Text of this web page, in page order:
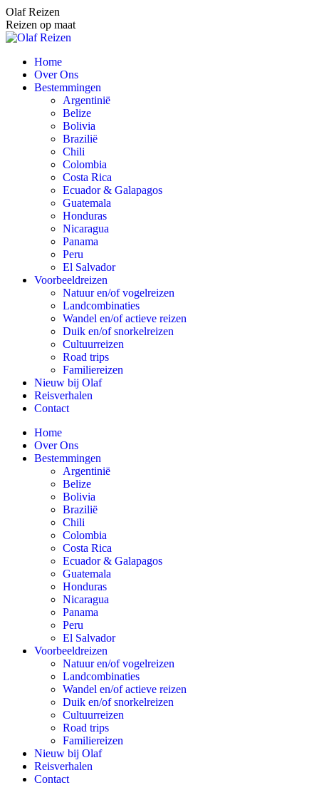
Spring
naar
content
Olaf Reizen
Reizen op maat
Home
Over Ons
Bestemmingen
Argentinië
Belize
Bolivia
Brazilië
Chili
Colombia
Costa Rica
Ecuador & Galapagos
Guatemala
Honduras
Nicaragua
Panama
Peru
El Salvador
Voorbeeldreizen
Natuur en/of vogelreizen
Landcombinaties
Wandel en/of actieve reizen
Duik en/of snorkelreizen
Cultuurreizen
Road trips
Familiereizen
Nieuw bij Olaf
Reisverhalen
Contact
Home
Over Ons
Bestemmingen
Argentinië
Belize
Bolivia
Brazilië
Chili
Colombia
Costa Rica
Ecuador & Galapagos
Guatemala
Honduras
Nicaragua
Panama
Peru
El Salvador
Voorbeeldreizen
Natuur en/of vogelreizen
Landcombinaties
Wandel en/of actieve reizen
Duik en/of snorkelreizen
Cultuurreizen
Road trips
Familiereizen
Nieuw bij Olaf
Reisverhalen
Contact